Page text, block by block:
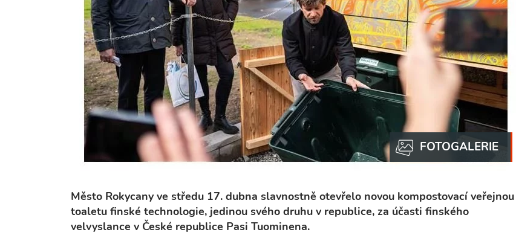
Město Rokycany ve středu 17. dubna slavnostně otevřelo novou kompostovací veřejnou
toaletu finské technologie, jedinou svého druhu v republice, za účasti finského
velvyslance v České republice Pasi Tuominena.